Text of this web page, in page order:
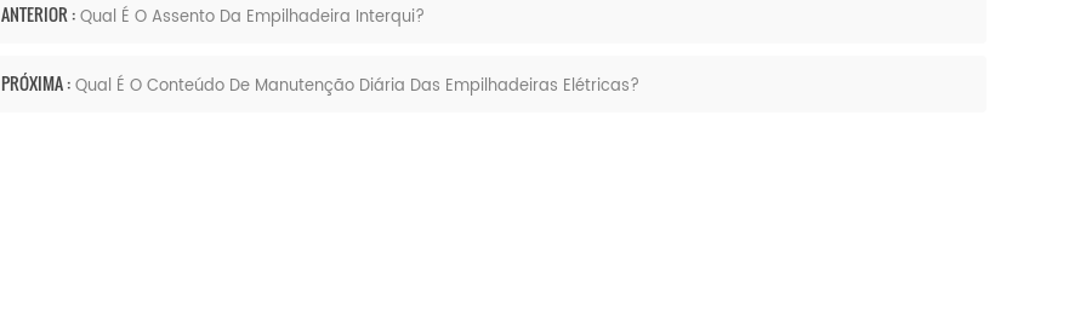
ANTERIOR : Qual É O Assento Da Empilhadeira Interqui?
PRÓXIMA : Qual É O Conteúdo De Manutenção Diária Das Empilhadeiras Elétricas?